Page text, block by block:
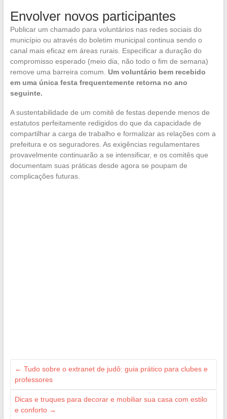
Envolver novos participantes
Publicar um chamado para voluntários nas redes sociais do
município ou através do boletim municipal continua sendo o
canal mais eficaz em áreas rurais. Especificar a duração do
compromisso esperado (meio dia, não todo o fim de semana)
remove uma barreira comum. Um voluntário bem recebido
em uma única festa frequentemente retorna no ano
seguinte.
A sustentabilidade de um comitê de festas depende menos de
estatutos perfeitamente redigidos do que da capacidade de
compartilhar a carga de trabalho e formalizar as relações com a
prefeitura e os seguradores. As exigências regulamentares
provavelmente continuarão a se intensificar, e os comitês que
documentam suas práticas desde agora se poupam de
complicações futuras.
← Tudo sobre o extranet de judô: guia prático para clubes e
professores
Dicas e truques para decorar e mobiliar sua casa com estilo
e conforto →